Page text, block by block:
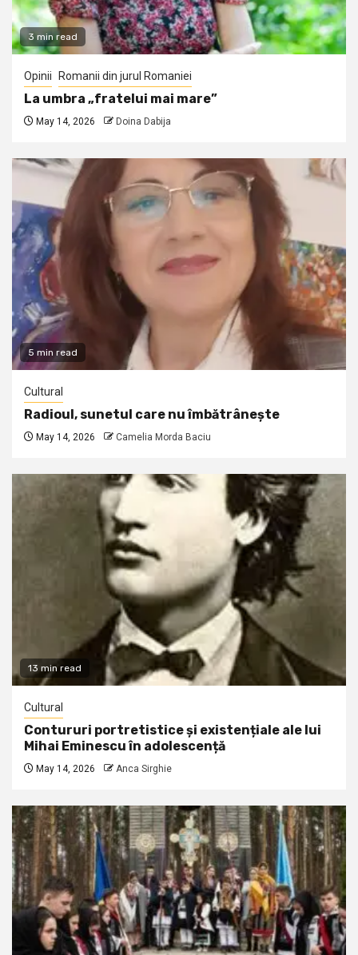
3 min read
Opinii Romanii din jurul Romaniei
La umbra „fratelui mai mare”
May 14, 2026 Doina Dabija
5 min read
Cultural
Radioul, sunetul care nu îmbătrânește
May 14, 2026 Camelia Morda Baciu
13 min read
Cultural
Contururi portretistice și existențiale ale lui
Mihai Eminescu în adolescență
May 14, 2026 Anca Sirghie